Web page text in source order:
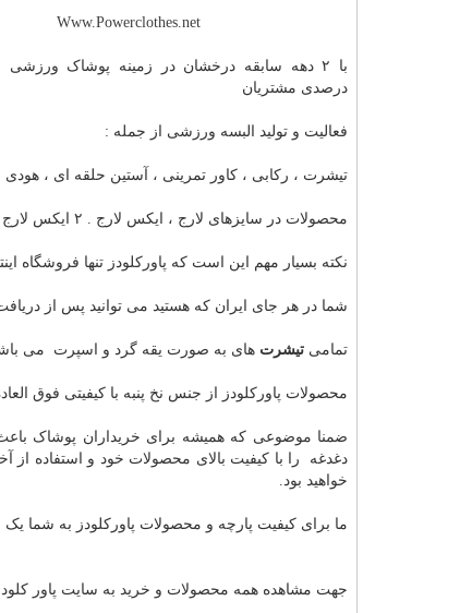
Www.Powerclothes.net
درصدی مشتریان
فعالیت و تولید البسه ورزشی از جمله :
تیشرت ، رکابی ، کاور تمرینی ، آستین حلقه ای ، هودی ،
محصولات در سایزهای لارج ، ایکس لارج . ۲ ایکس لارج و ۳ ایکس لارم تولید میگردد.
نکته بسیار مهم این است که پاورکلودز تنها
شما در هر جای ایران که هستید می توانید پس از
تمامی تیشرت های به صورت یقه گرد و اسپرت می
محصولات پاورکلودز از جنس نخ پنبه با کیفیتی فوق
ضمنا موضوعی که همیشه برای خریداران پوشاک
دغدغه را با کیفیت بالای محصولات خود و استفاده
خواهید بود.
ما برای کیفیت پارچه و محصولات پاورکلودز به شما
جهت مشاهده همه محصولات و خرید به سایت پاور